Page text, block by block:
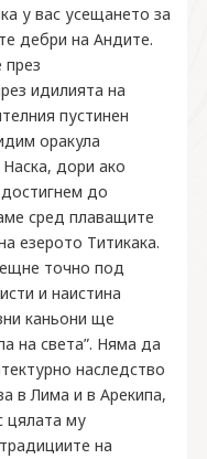
у вас усещането за
дебри на Андите.
идилията на
пустинен
оракула
дори ако
до
сред плаващите
езерото Титикака.
точно под
и наистина
каньони ще
на света”. Няма да
наследство
в Лима и в Арекипа,
цялата му
на